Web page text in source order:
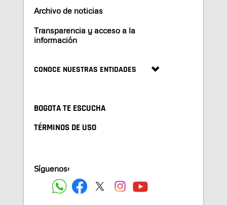
Archivo de noticias
Transparencia y acceso a la
información
CONOCE NUESTRAS ENTIDADES
BOGOTA TE ESCUCHA
TÉRMINOS DE USO
Síguenos: